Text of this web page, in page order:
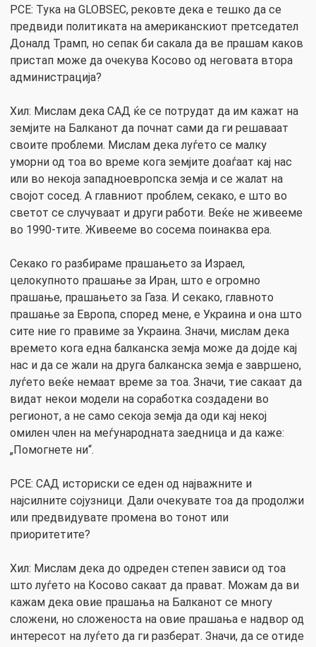
РСЕ: Тука на GLOBSEC, рековте дека е тешко да се
предвиди политиката на американскиот претседател
Доналд Трамп, но сепак би сакала да ве прашам каков
пристап може да очекува Косово од неговата втора
администрација?
Хил: Мислам дека САД ќе се потрудат да им кажат на
земјите на Балканот да почнат сами да ги решаваат
своите проблеми. Мислам дека луѓето се малку
уморни од тоа во време кога земјите доаѓаат кај нас
или во некоја западноевропска земја и се жалат на
својот сосед. А главниот проблем, секако, е што во
светот се случуваат и други работи. Веќе не живееме
во 1990-тите. Живееме во сосема поинаква ера.
Секако го разбираме прашањето за Израел,
целокупното прашање за Иран, што е огромно
прашање, прашањето за Газа. И секако, главното
прашање за Европа, според мене, е Украина и она што
сите ние го правиме за Украина. Значи, мислам дека
времето кога една балканска земја може да дојде кај
нас и да се жали на друга балканска земја е завршено,
луѓето веќе немаат време за тоа. Значи, тие сакаат да
видат некои модели на соработка создадени во
регионот, а не само секоја земја да оди кај некој
омилен член на меѓународната заедница и да каже:
„Помогнете ни“.
РСЕ: САД историски се еден од најважните и
најсилните сојузници. Дали очекувате тоа да продолжи
или предвидувате промена во тонот или
приоритетите?
Хил: Мислам дека до одреден степен зависи од тоа
што луѓето на Косово сакаат да прават. Можам да ви
кажам дека овие прашања на Балканот се многу
сложени, но сложеноста на овие прашања е надвор од
интересот на луѓето да ги разберат. Значи, да се отиде